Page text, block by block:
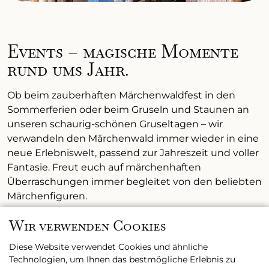
Events – magische Momente
rund ums Jahr.
Ob beim zauberhaften Märchenwaldfest in den
Sommerferien oder beim Gruseln und Staunen an
unseren schaurig-schönen Gruseltagen – wir
verwandeln den Märchenwald immer wieder in eine
neue Erlebniswelt, passend zur Jahreszeit und voller
Fantasie. Freut euch auf märchenhaften
Überraschungen immer begleitet von den beliebten
Märchenfiguren.
Mehr Infos
Wir verwenden Cookies
Diese Website verwendet Cookies und ähnliche
Technologien, um Ihnen das bestmögliche Erlebnis zu